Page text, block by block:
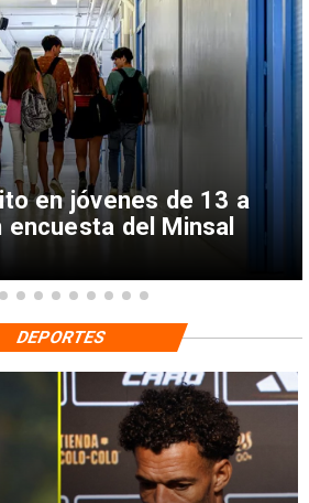
en jóvenes de 13 a
del Minsal
DEPORTES